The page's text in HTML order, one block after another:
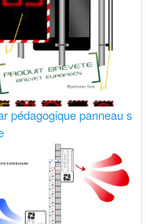
pédagogique panneau s